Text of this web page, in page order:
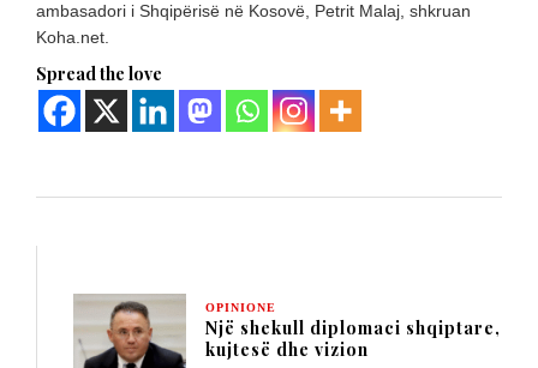
ambasadori i Shqipërisë në Kosovë, Petrit Malaj, shkruan
Koha.net.
Spread the love
OPINIONE
Një shekull diplomaci shqiptare,
kujtesë dhe vizion